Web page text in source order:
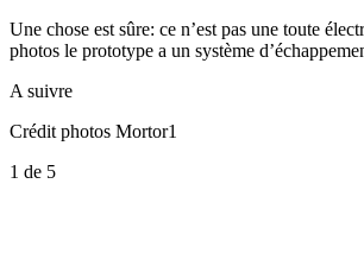
Une chose est sûre: ce n’est pas une toute
photos le prototype a un système
A suivre
Crédit photos Mortor1
1 de 5